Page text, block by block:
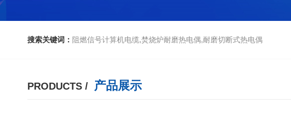
搜索关键词： 阻燃信号计算机电缆,焚烧炉耐磨热电偶,耐磨切断式热电偶
PRODUCTS / 产品展示